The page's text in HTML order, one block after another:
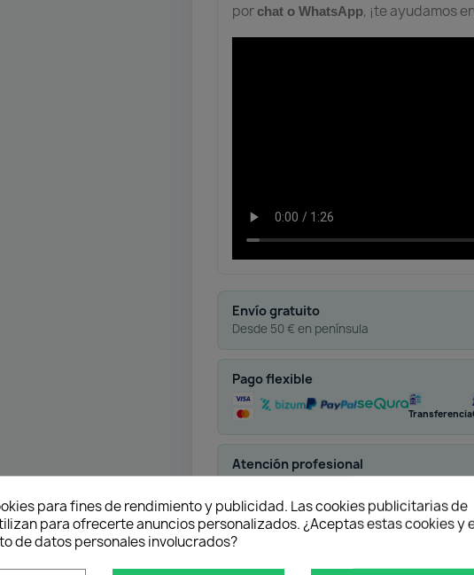
por chat o WhatsApp, ¡te ayudamos
Envío gratuito
Desde 50 € en península
Pago flexible
Transferencia
Atención profesional
Te ayudamos con cualquier duda
para fines de rendimiento y publicidad. Las cookies publicitarias de
para ofrecerte anuncios personalizados. ¿Aceptas estas cookies y
de datos personales involucrados?